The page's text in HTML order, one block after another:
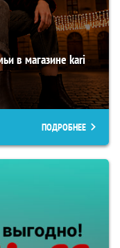
в магазине kari
ПОДРОБНЕЕ